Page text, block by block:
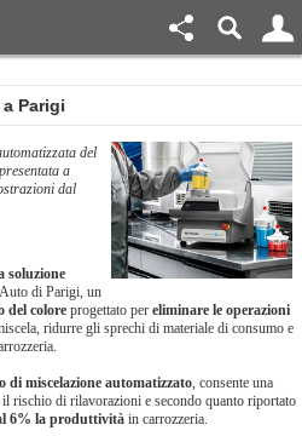
a Parigi
del
a
dal
soluzione
di Parigi, un
del colore progettato per eliminare le operazioni
ridurre gli sprechi di materiale di consumo e
di miscelazione automatizzato, consente una
rischio di rilavorazioni e secondo quanto riportato
6% la produttività in carrozzeria.